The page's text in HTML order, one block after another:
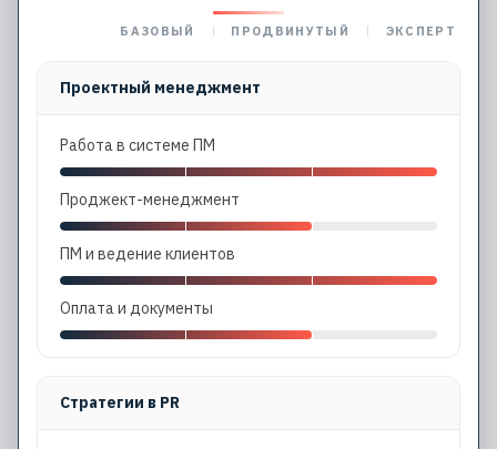
БАЗОВЫЙ ПРОДВИНУТЫЙ ЭКСПЕРТ
Проектный менеджмент
Работа в системе ПМ
Проджект-менеджмент
ПМ и ведение клиентов
Оплата и документы
Стратегии в PR